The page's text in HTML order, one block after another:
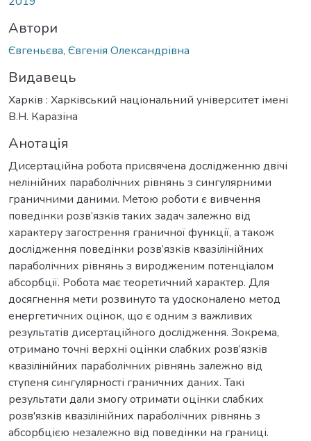
Автори
Євгеньєва, Євгенія Олександрівна
Видавець
Харків : Харківський національний університет імені
В.Н. Каразіна
Анотація
Дисертаційна робота присвячена дослідженню двічі
нелінійних параболічних рівнянь з сингулярними
граничними даними. Метою роботи є вивчення
поведінки розв’язків таких задач залежно від
характеру загострення граничної функції, а також
дослідження поведінки розв’язків квазілiнійних
параболічних рівнянь з виродженим потенціалом
абсорбції. Робота має теоретичний характер. Для
досягнення мети розвинуто та удосконалено метод
енергетичних оцінок, що є одним з важливих
результатів дисертаційного дослідження. Зокрема,
отримано точні верхні оцінки слабких розв’язків
квазiлiнiйних параболічних рівнянь залежно від
ступеня сингулярності граничних даних. Такі
результати дали змогу отримати оцінки слабких
розв'язків квазiлiнiйних параболічних рівнянь з
абсорбцією незалежно від поведінки на границі.